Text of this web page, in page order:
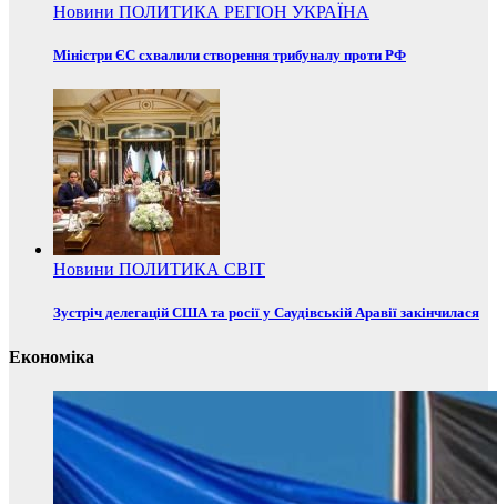
Новини ПОЛИТИКА РЕГІОН УКРАЇНА
Міністри ЄС схвалили створення трибуналу проти РФ
Новини ПОЛИТИКА СВІТ
Зустріч делегацій США та росії у Саудівській Аравії закінчилася
Економіка